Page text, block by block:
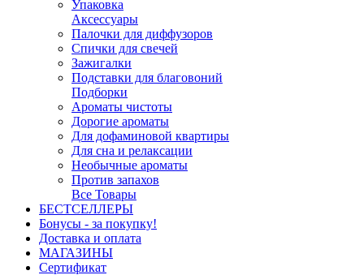
Упаковка
Аксессуары
Палочки для диффузоров
Спички для свечей
Зажигалки
Подставки для благовоний
Подборки
Ароматы чистоты
Дорогие ароматы
Для дофаминовой квартиры
Для сна и релаксации
Необычные ароматы
Против запахов
Все Товары
БЕСТСЕЛЛЕРЫ
Бонусы - за покупку!
Доставка и оплата
МАГАЗИНЫ
Cертификат